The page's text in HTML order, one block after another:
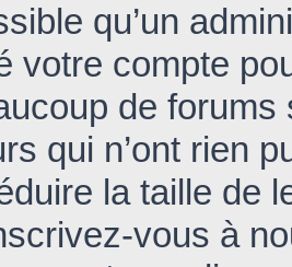
qu’un
votre compte
de
qui n’ont rien
la taille de
vous à